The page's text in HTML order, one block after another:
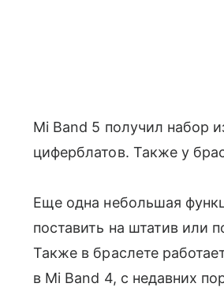
Mi Band 5 получил набор
циферблатов. Также у
Еще одна небольшая
поставить на штатив или
Также в браслете
в Mi Band 4, с недавних